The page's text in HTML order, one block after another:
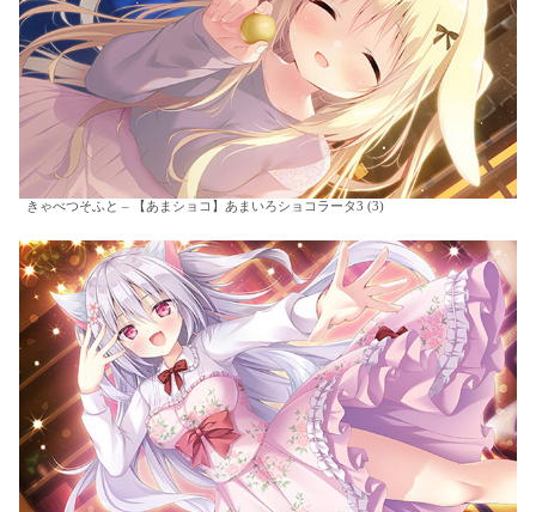
きゃべつそふと – 【あまショコ】あまいろショコラータ3 (3)